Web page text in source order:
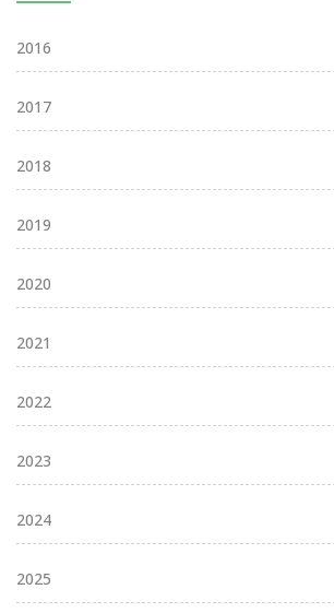
2016
2017
2018
2019
2020
2021
2022
2023
2024
2025